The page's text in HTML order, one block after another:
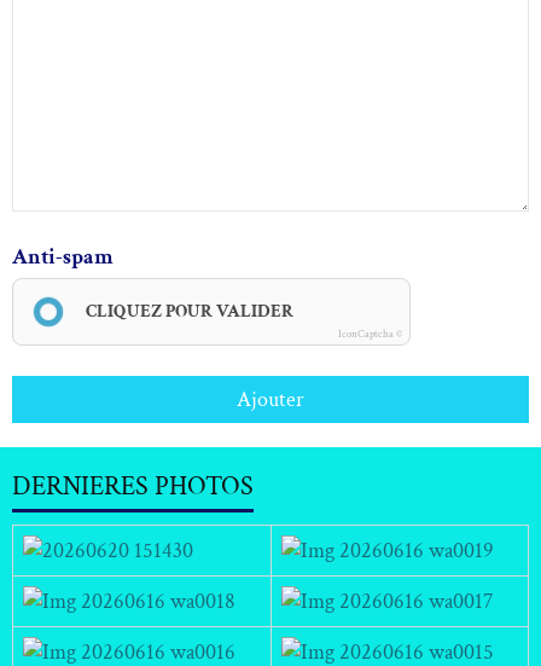
Anti-spam
CLIQUEZ POUR VALIDER
IconCaptcha ©
Ajouter
DERNIERES PHOTOS